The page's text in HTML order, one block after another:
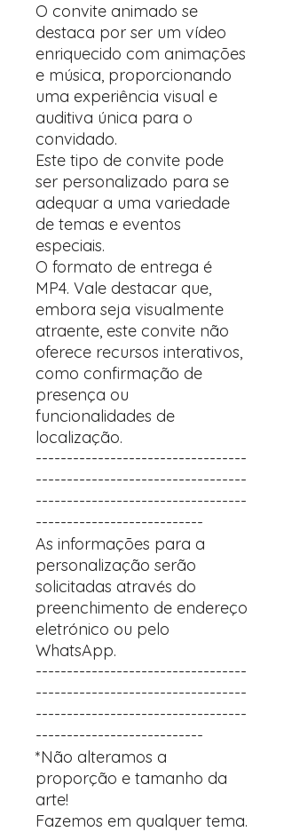
O convite animado se
destaca por ser um vídeo
enriquecido com animações
e música, proporcionando
uma experiência visual e
auditiva única para o
convidado.
Este tipo de convite pode
ser personalizado para se
adequar a uma variedade
de temas e eventos
especiais.
O formato de entrega é
MP4. Vale destacar que,
embora seja visualmente
atraente, este convite não
oferece recursos interativos,
como confirmação de
presença ou
funcionalidades de
localização.
----------------------------------
----------------------------------
----------------------------------
---------------------------
As informações para a
personalização serão
solicitadas através do
preenchimento de endereço
eletrónico ou pelo
WhatsApp.
----------------------------------
----------------------------------
----------------------------------
---------------------------
*Não alteramos a
proporção e tamanho da
arte!
Fazemos em qualquer tema.